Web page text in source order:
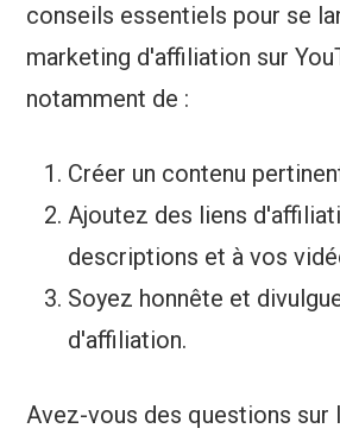
conseils essentiels pour se
marketing d'affiliation sur
notamment de :
Créer un contenu
Ajoutez des liens
descriptions et à vos
Soyez honnête et
d'affiliation.
Avez-vous des questions sur